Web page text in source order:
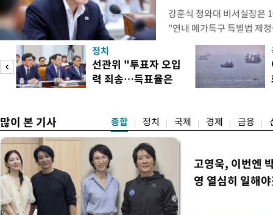
강훈식 청와대 비서실장은
"연내 메가특구 특별법 제
향평가 등을 단축하고 전
교육 등 정주 여건을 신속
실장은 이날 오후 청와대
프로젝트가 과감한 규제 혁
정치
선관위 "투표자 오입
력 죄송…득표율은
많이 본 기사 종합 정치 국제 경제 금융
고영욱, 이번엔
영 열심히 일해